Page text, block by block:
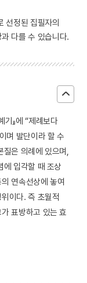
선정된 집필자의
다를 수 있습니다.
』에 “제례보다
며 발단이라 할 수
은 의례에 있으며,
에 입각할 때 조상
연속선상에 놓여
이다. 즉 초월적
표방하고 있는 효